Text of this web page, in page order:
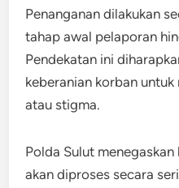
Penanganan dilakukan
tahap awal pelaporan
Pendekatan ini
keberanian korban
atau stigma.
Polda Sulut
akan diproses secara